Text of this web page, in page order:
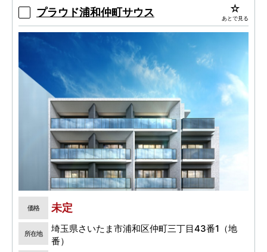
プラウド浦和仲町サウス あとで見る
価格 未定
所在地
埼玉県さいたま市浦和区仲町三丁目43番1（地
番）